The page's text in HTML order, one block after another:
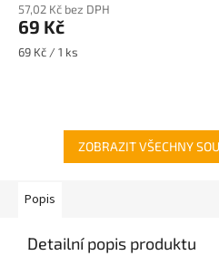
57,02 Kč bez DPH
69 Kč
Měrná
69 Kč / 1 ks
ZOBRAZIT VŠECHNY
Popis
Detailní popis produktu